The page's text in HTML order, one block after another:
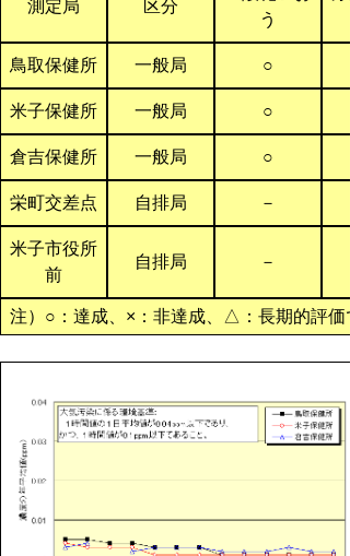
測定局 区分
う
鳥取保健所 一般局 ○
米子保健所 一般局 ○
倉吉保健所 一般局 ○
栄町交差点 自排局 －
米子市役所
前
自排局 －
注）○：達成、×：非達成、△：長期的評